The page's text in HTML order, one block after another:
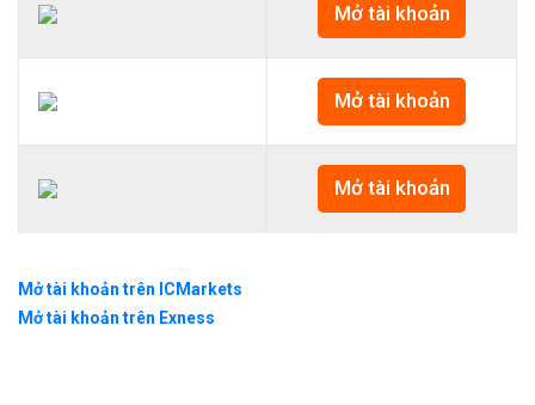
Mở tài khoản
Mở tài khoản
Mở tài khoản
Mở tài khoản trên ICMarkets
Mở tài khoản trên Exness